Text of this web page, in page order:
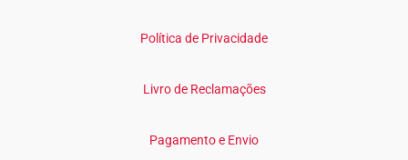
Política de Privacidade
Livro de Reclamações
Pagamento e Envio